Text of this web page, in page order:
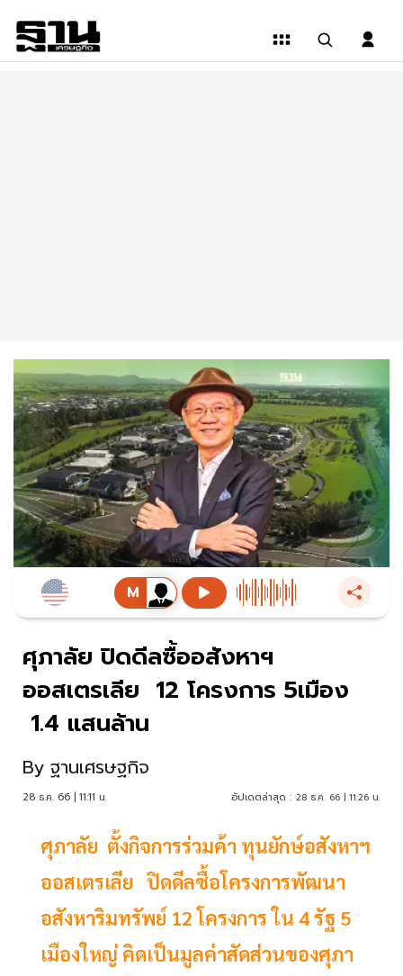
ศุภาลัย ปิดดีลซื้ออสังหาฯ
ออสเตรเลีย 12 โครงการ 5เมือง
1.4 แสนล้าน
By ฐานเศรษฐกิจ
28 ธ.ค. 66 | 11:11 น. อัปเดตล่าสุด : 28 ธ.ค. 66 | 11:26 น.
ศุภาลัย ตั้งกิจการร่วมค้า ทุนยักษ์อสังหาฯ
ออสเตรเลีย ปิดดีลซื้อโครงการพัฒนา
อสังหาริมทรัพย์ 12 โครงการ ใน 4 รัฐ 5
เมืองใหญ่ คิดเป็นมูลค่าสัดส่วนของศุภา